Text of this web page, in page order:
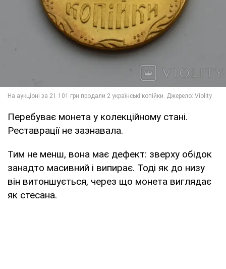
Перебуває монета у колекційному стані.
Реставрації не зазнавала.
Тим не менш, вона має дефект: зверху обідок
занадто масивний і випирає. Тоді як до низу
він витоншується, через що монета виглядає
як стесана.